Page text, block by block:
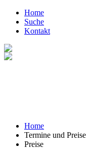
Home
Suche
Kontakt
Home
Termine und Preise
Preise